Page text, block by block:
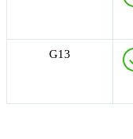
G13